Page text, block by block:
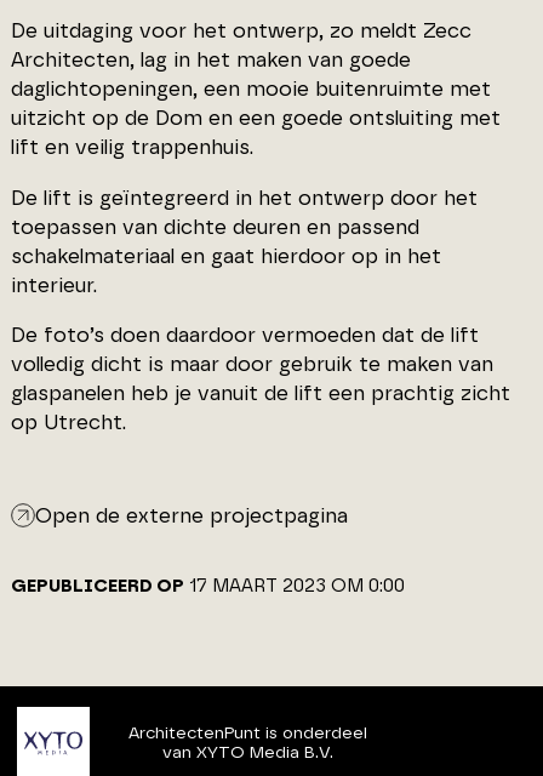
De uitdaging voor het ontwerp, zo meldt Zecc
Architecten, lag in het maken van goede
daglichtopeningen, een mooie buitenruimte met
uitzicht op de Dom en een goede ontsluiting met
lift en veilig trappenhuis.
De lift is geïntegreerd in het ontwerp door het
toepassen van dichte deuren en passend
schakelmateriaal en gaat hierdoor op in het
interieur.
De foto’s doen daardoor vermoeden dat de lift
volledig dicht is maar door gebruik te maken van
glaspanelen heb je vanuit de lift een prachtig zicht
op Utrecht.
Open de externe projectpagina
GEPUBLICEERD OP 17 MAART 2023 OM 0:00
ArchitectenPunt is onderdeel
van XYTO Media B.V.